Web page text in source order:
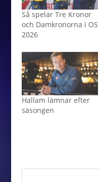
Så spelar Tre Kronor
och Damkronorna i OS
2026
Hallam lämnar efter
säsongen